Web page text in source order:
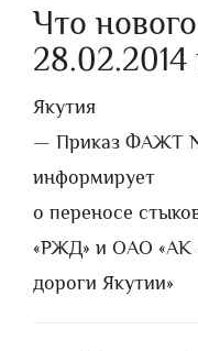
Что
28.02.2014
Якутия
— Приказ ФАЖТ №
информирует
о переносе
«РЖД» и ОАО «АК
дороги Якутии»